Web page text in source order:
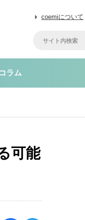
coemiについて
ラム
可能